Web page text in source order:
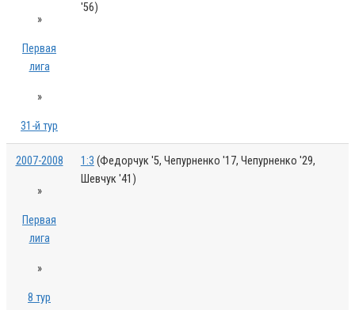
»
Первая
лига
»
31-й тур
'56)
2007-2008
»
Первая
лига
»
8 тур
1:3 (Федорчук '5, Чепурненко '17, Чепурненко '29,
Шевчук '41)